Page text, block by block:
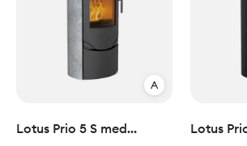
A
Lotus Prio 5 S med
Lotus